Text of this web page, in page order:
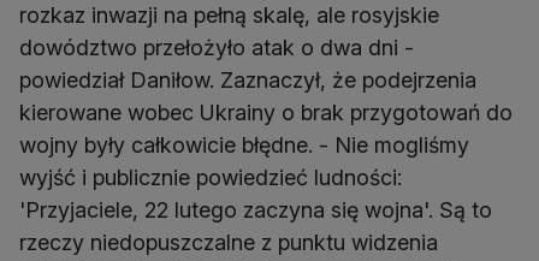
rozkaz inwazji na pełną skalę, ale rosyjskie
dowództwo przełożyło atak o dwa dni -
powiedział Daniłow. Zaznaczył, że podejrzenia
kierowane wobec Ukrainy o brak przygotowań do
wojny były całkowicie błędne. - Nie mogliśmy
wyjść i publicznie powiedzieć ludności:
'Przyjaciele, 22 lutego zaczyna się wojna'. Są to
rzeczy niedopuszczalne z punktu widzenia